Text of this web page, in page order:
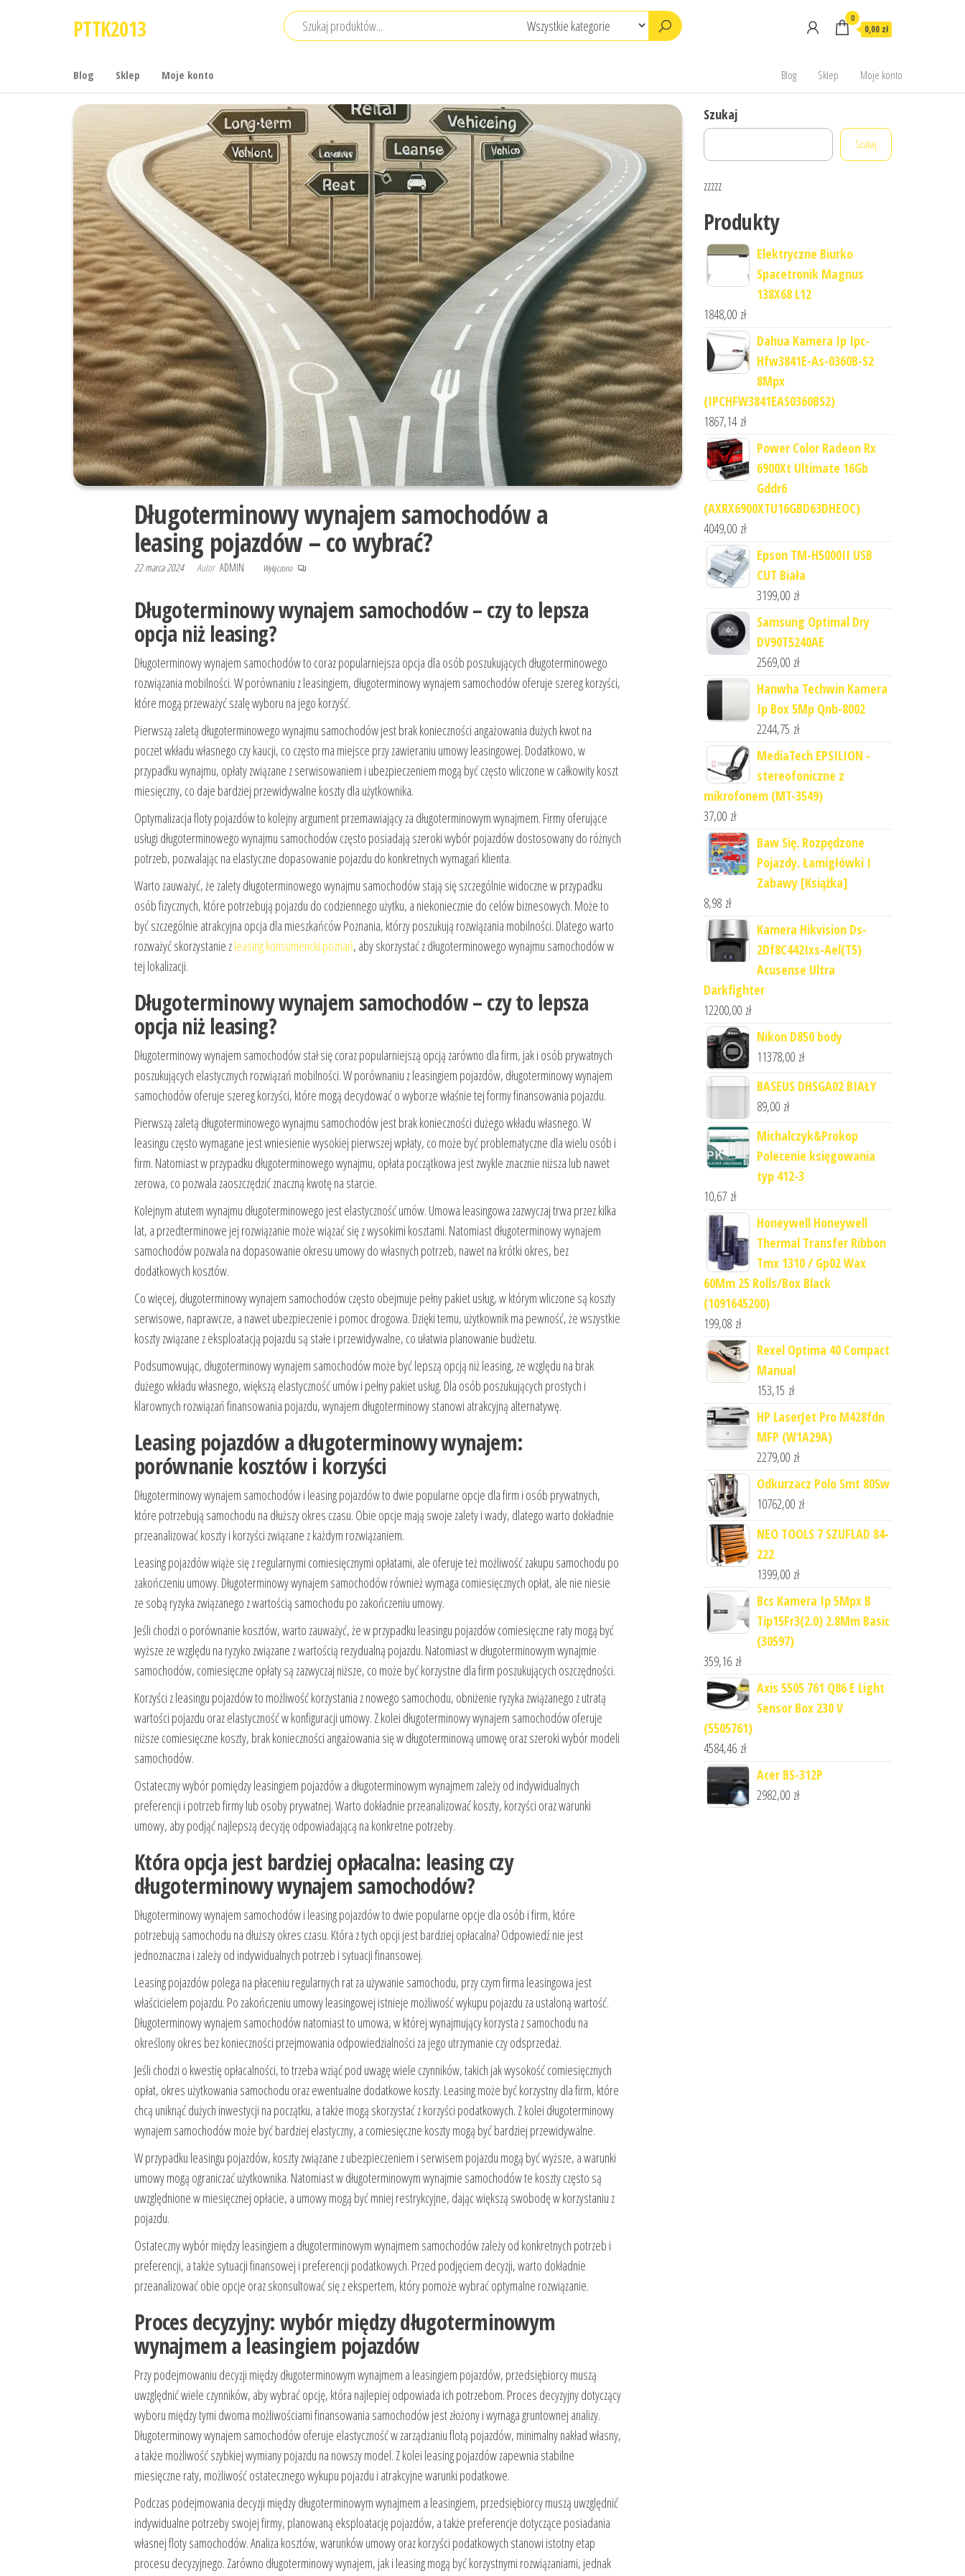
PTTK2013 0
0,00 zł
Blog Sklep Moje konto Blog Sklep Moje konto
Długoterminowy wynajem samochodów a
leasing pojazdów – co wybrać?
22 marca 2024 Autor ADMIN Wyłączono
Długoterminowy wynajem samochodów – czy to lepsza
opcja niż leasing?
Długoterminowy wynajem samochodów to coraz popularniejsza opcja dla osób poszukujących długoterminowego
rozwiązania mobilności. W porównaniu z leasingiem, długoterminowy wynajem samochodów oferuje szereg korzyści,
które mogą przeważyć szalę wyboru na jego korzyść.
Pierwszą zaletą długoterminowego wynajmu samochodów jest brak konieczności angażowania dużych kwot na
poczet wkładu własnego czy kaucji, co często ma miejsce przy zawieraniu umowy leasingowej. Dodatkowo, w
przypadku wynajmu, opłaty związane z serwisowaniem i ubezpieczeniem mogą być często wliczone w całkowity koszt
miesięczny, co daje bardziej przewidywalne koszty dla użytkownika.
Optymalizacja floty pojazdów to kolejny argument przemawiający za długoterminowym wynajmem. Firmy oferujące
usługi długoterminowego wynajmu samochodów często posiadają szeroki wybór pojazdów dostosowany do różnych
potrzeb, pozwalając na elastyczne dopasowanie pojazdu do konkretnych wymagań klienta.
Warto zauważyć, że zalety długoterminowego wynajmu samochodów stają się szczególnie widoczne w przypadku
osób fizycznych, które potrzebują pojazdu do codziennego użytku, a niekoniecznie do celów biznesowych. Może to
być szczególnie atrakcyjna opcja dla mieszkańców Poznania, którzy poszukują rozwiązania mobilności. Dlatego warto
rozważyć skorzystanie zleasing konsumencki poznań, aby skorzystać z długoterminowego wynajmu samochodów w
tej lokalizacji.
Długoterminowy wynajem samochodów – czy to lepsza
opcja niż leasing?
Długoterminowy wynajem samochodów stał się coraz popularniejszą opcją zarówno dla firm, jak i osób prywatnych
poszukujących elastycznych rozwiązań mobilności. W porównaniu z leasingiem pojazdów, długoterminowy wynajem
samochodów oferuje szereg korzyści, które mogą decydować o wyborze właśnie tej formy finansowania pojazdu.
Pierwszą zaletą długoterminowego wynajmu samochodów jest brak konieczności dużego wkładu własnego. W
leasingu często wymagane jest wniesienie wysokiej pierwszej wpłaty, co może być problematyczne dla wielu osób i
firm. Natomiast w przypadku długoterminowego wynajmu, opłata początkowa jest zwykle znacznie niższa lub nawet
zerowa, co pozwala zaoszczędzić znaczną kwotę na starcie.
Kolejnym atutem wynajmu długoterminowego jest elastyczność umów. Umowa leasingowa zazwyczaj trwa przez kilka
lat, a przedterminowe jej rozwiązanie może wiązać się z wysokimi kosztami. Natomiast długoterminowy wynajem
samochodów pozwala na dopasowanie okresu umowy do własnych potrzeb, nawet na krótki okres, bez
dodatkowych kosztów.
Co więcej, długoterminowy wynajem samochodów często obejmuje pełny pakiet usług, w którym wliczone są koszty
serwisowe, naprawcze, a nawet ubezpieczenie i pomoc drogowa. Dzięki temu, użytkownik ma pewność, że wszystkie
koszty związane z eksploatacją pojazdu są stałe i przewidywalne, co ułatwia planowanie budżetu.
Podsumowując, długoterminowy wynajem samochodów może być lepszą opcją niż leasing, ze względu na brak
dużego wkładu własnego, większą elastyczność umów i pełny pakiet usług. Dla osób poszukujących prostych i
klarownych rozwiązań finansowania pojazdu, wynajem długoterminowy stanowi atrakcyjną alternatywę.
Leasing pojazdów a długoterminowy wynajem:
porównanie kosztów i korzyści
Długoterminowy wynajem samochodów i leasing pojazdów to dwie popularne opcje dla firm i osób prywatnych,
które potrzebują samochodu na dłuższy okres czasu. Obie opcje mają swoje zalety i wady, dlatego warto dokładnie
przeanalizować koszty i korzyści związane z każdym rozwiązaniem.
Leasing pojazdów wiąże się z regularnymi comiesięcznymi opłatami, ale oferuje też możliwość zakupu samochodu po
zakończeniu umowy. Długoterminowy wynajem samochodów również wymaga comiesięcznych opłat, ale nie niesie
ze sobą ryzyka związanego z wartością samochodu po zakończeniu umowy.
Jeśli chodzi o porównanie kosztów, warto zauważyć, że w przypadku leasingu pojazdów comiesięczne raty mogą być
wyższe ze względu na ryzyko związane z wartością rezydualną pojazdu. Natomiast w długoterminowym wynajmie
samochodów, comiesięczne opłaty są zazwyczaj niższe, co może być korzystne dla firm poszukujących oszczędności.
Korzyści z leasingu pojazdów to możliwość korzystania z nowego samochodu, obniżenie ryzyka związanego z utratą
wartości pojazdu oraz elastyczność w konfiguracji umowy. Z kolei długoterminowy wynajem samochodów oferuje
niższe comiesięczne koszty, brak konieczności angażowania się w długoterminową umowę oraz szeroki wybór modeli
samochodów.
Ostateczny wybór pomiędzy leasingiem pojazdów a długoterminowym wynajmem zależy od indywidualnych
preferencji i potrzeb firmy lub osoby prywatnej. Warto dokładnie przeanalizować koszty, korzyści oraz warunki
umowy, aby podjąć najlepszą decyzję odpowiadającą na konkretne potrzeby.
Która opcja jest bardziej opłacalna: leasing czy
długoterminowy wynajem samochodów?
Długoterminowy wynajem samochodów i leasing pojazdów to dwie popularne opcje dla osób i firm, które
potrzebują samochodu na dłuższy okres czasu. Która z tych opcji jest bardziej opłacalna? Odpowiedź nie jest
jednoznaczna i zależy od indywidualnych potrzeb i sytuacji finansowej.
Leasing pojazdów polega na płaceniu regularnych rat za używanie samochodu, przy czym firma leasingowa jest
właścicielem pojazdu. Po zakończeniu umowy leasingowej istnieje możliwość wykupu pojazdu za ustaloną wartość.
Długoterminowy wynajem samochodów natomiast to umowa, w której wynajmujący korzysta z samochodu na
określony okres bez konieczności przejmowania odpowiedzialności za jego utrzymanie czy odsprzedaż.
Jeśli chodzi o kwestię opłacalności, to trzeba wziąć pod uwagę wiele czynników, takich jak wysokość comiesięcznych
opłat, okres użytkowania samochodu oraz ewentualne dodatkowe koszty. Leasing może być korzystny dla firm, które
chcą uniknąć dużych inwestycji na początku, a także mogą skorzystać z korzyści podatkowych. Z kolei długoterminowy
wynajem samochodów może być bardziej elastyczny, a comiesięczne koszty mogą być bardziej przewidywalne.
W przypadku leasingu pojazdów, koszty związane z ubezpieczeniem i serwisem pojazdu mogą być wyższe, a warunki
umowy mogą ograniczać użytkownika. Natomiast w długoterminowym wynajmie samochodów te koszty często są
uwzględnione w miesięcznej opłacie, a umowy mogą być mniej restrykcyjne, dając większą swobodę w korzystaniu z
pojazdu.
Ostateczny wybór między leasingiem a długoterminowym wynajmem samochodów zależy od konkretnych potrzeb i
preferencji, a także sytuacji finansowej i preferencji podatkowych. Przed podjęciem decyzji, warto dokładnie
przeanalizować obie opcje oraz skonsultować się z ekspertem, który pomoże wybrać optymalne rozwiązanie.
Proces decyzyjny: wybór między długoterminowym
wynajmem a leasingiem pojazdów
Przy podejmowaniu decyzji między długoterminowym wynajmem a leasingiem pojazdów, przedsiębiorcy muszą
uwzględnić wiele czynników, aby wybrać opcję, która najlepiej odpowiada ich potrzebom. Proces decyzyjny dotyczący
wyboru między tymi dwoma możliwościami finansowania samochodów jest złożony i wymaga gruntownej analizy.
Długoterminowy wynajem samochodów oferuje elastyczność w zarządzaniu flotą pojazdów, minimalny nakład własny,
a także możliwość szybkiej wymiany pojazdu na nowszy model. Z kolei leasing pojazdów zapewnia stabilne
miesięczne raty, możliwość ostatecznego wykupu pojazdu i atrakcyjne warunki podatkowe.
Podczas podejmowania decyzji między długoterminowym wynajmem a leasingiem, przedsiębiorcy muszą uwzględnić
indywidualne potrzeby swojej firmy, planowaną eksploatację pojazdów, a także preferencje dotyczące posiadania
własnej floty samochodów. Analiza kosztów, warunków umowy oraz korzyści podatkowych stanowi istotny etap
procesu decyzyjnego. Zarówno długoterminowy wynajem, jak i leasing mogą być korzystnymi rozwiązaniami, jednak
Szukaj
Szukaj
zzzzz
Produkty
Elektryczne Biurko
Spacetronik Magnus
138X68 L12
1848,00 zł
Dahua Kamera Ip Ipc-
Hfw3841E-As-0360B-S2
8Mpx
(IPCHFW3841EAS0360BS2)
1867,14 zł
Power Color Radeon Rx
6900Xt Ultimate 16Gb
Gddr6
(AXRX6900XTU16GBD63DHEOC)
4049,00 zł
Epson TM-H5000II USB
CUT Biała
3199,00 zł
Samsung Optimal Dry
DV90T5240AE
2569,00 zł
Hanwha Techwin Kamera
Ip Box 5Mp Qnb-8002
2244,75 zł
MediaTech EPSILION -
stereofoniczne z
mikrofonem (MT-3549)
37,00 zł
Baw Się. Rozpędzone
Pojazdy. Łamigłówki I
Zabawy [Książka]
8,98 zł
Kamera Hikvision Ds-
2Df8C442Ixs-Ael(T5)
Acusense Ultra
Darkfighter
12200,00 zł
Nikon D850 body
11378,00 zł
BASEUS DHSGA02 BIAŁY
89,00 zł
Michalczyk&Prokop
Polecenie księgowania
typ 412-3
10,67 zł
Honeywell Honeywell
Thermal Transfer Ribbon
Tmx 1310 / Gp02 Wax
60Mm 25 Rolls/Box Black
(1091645200)
199,08 zł
Rexel Optima 40 Compact
Manual
153,15 zł
HP LaserJet Pro M428fdn
MFP (W1A29A)
2279,00 zł
Odkurzacz Polo Smt 80Sw
10762,00 zł
NEO TOOLS 7 SZUFLAD 84-
222
1399,00 zł
Bcs Kamera Ip 5Mpx B
Tip15Fr3(2.0) 2.8Mm Basic
(30597)
359,16 zł
Axis 5505 761 Q86 E Light
Sensor Box 230 V
(5505761)
4584,46 zł
Acer BS-312P
2982,00 zł